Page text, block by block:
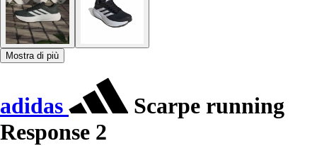
Mostra di più
adidas
Scarpe running
Response 2